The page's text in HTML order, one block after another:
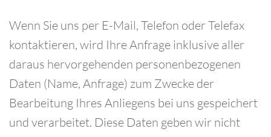
Wenn Sie uns per E-Mail, Telefon oder Telefax
kontaktieren, wird Ihre Anfrage inklusive aller
daraus hervorgehenden personenbezogenen
Daten (Name, Anfrage) zum Zwecke der
Bearbeitung Ihres Anliegens bei uns gespeichert
und verarbeitet. Diese Daten geben wir nicht